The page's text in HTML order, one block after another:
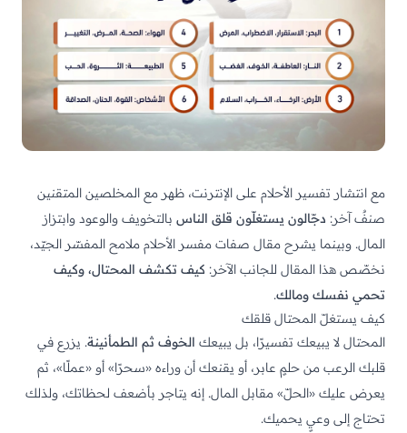
مع انتشار تفسير الأحلام على الإنترنت، ظهر مع المخلصين المتقنين
صنفٌ آخر: دجّالون يستغلّون قلق الناس بالتخويف والوعود وابتزاز
المال. وبينما يشرح مقال صفات مفسر الأحلام ملامح المفسّر الجيّد،
نخصّص هذا المقال للجانب الآخر: كيف تكشف المحتال، وكيف
تحمي نفسك ومالك.
كيف يستغلّ المحتال قلقك
المحتال لا يبيعك تفسيرًا، بل يبيعك الخوف ثم الطمأنينة. يزرع في
قلبك الرعب من حلمٍ عابر، أو يقنعك أن وراءه «سحرًا» أو «عملًا»، ثم
يعرض عليك «الحلّ» مقابل المال. إنه يتاجر بأضعف لحظاتك، ولذلك
تحتاج إلى وعيٍ يحميك.